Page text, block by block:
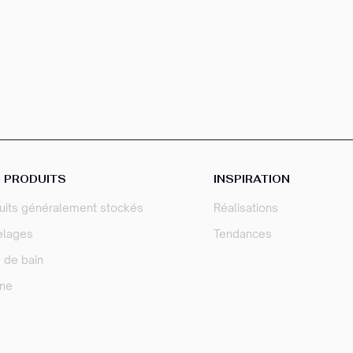
PRODUITS
généralement stockés
de bain
INSPIRATION
Réalisations
Tendances